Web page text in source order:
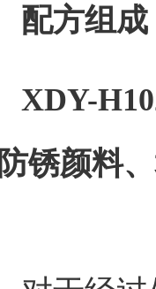
配方组成
XDY-
防锈颜料